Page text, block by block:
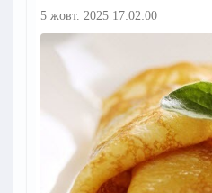
5 жовт. 2025 17:02:00